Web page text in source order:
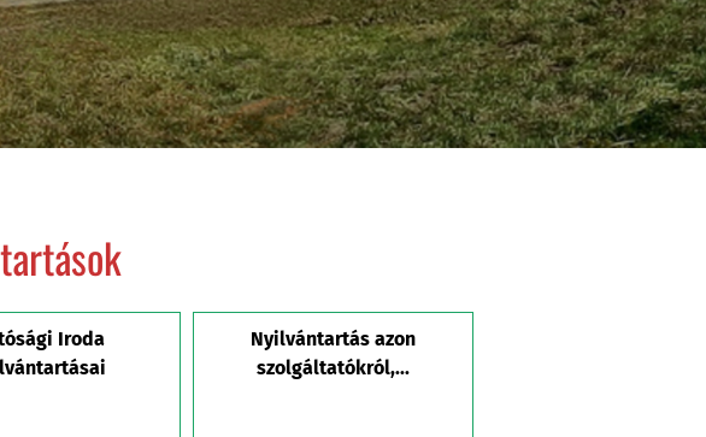
Iroda
Nyilvántartás azon
szolgáltatókról,...